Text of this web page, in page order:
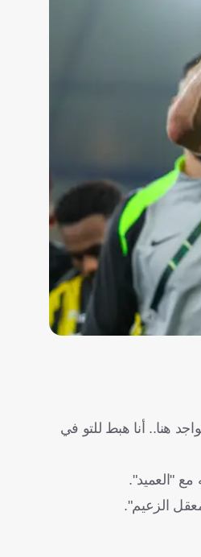
هنا.. أنا هبط للتو في
"العميد".
الزعيم".